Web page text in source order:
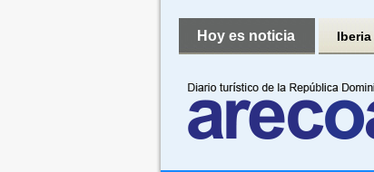
Hoy es noticia Iberia